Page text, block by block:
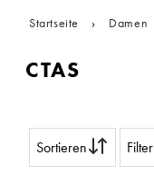
Startseite › Damen
CTAS
Sortieren Filter